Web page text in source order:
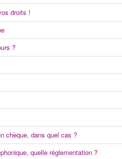
droits !
?
chèque, dans quel cas ?
quelle réglementation ?